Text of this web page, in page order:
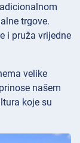
trgove.
i pruža vrijedne
velike
našem
koje su